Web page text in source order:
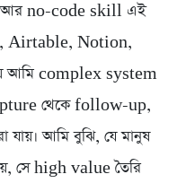
no-code skill এই
Airtable, Notion,
আমি complex system
থেকে follow-up,
আমি বুঝি, যে মানুষ
সে high value তৈরি